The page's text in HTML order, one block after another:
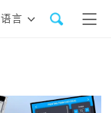
语言